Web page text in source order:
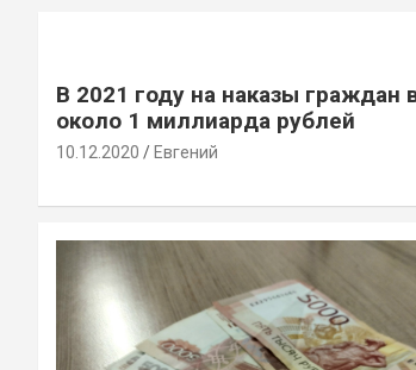
В 2021 году на наказы граждан
около 1 миллиарда рублей
10.12.2020 Евгений